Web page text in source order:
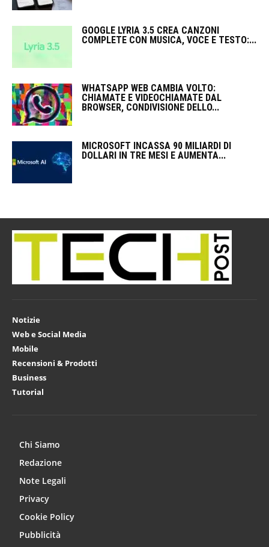
GOOGLE LYRIA 3.5 CREA CANZONI
COMPLETE CON MUSICA, VOCE E TESTO:...
WHATSAPP WEB CAMBIA VOLTO:
CHIAMATE E VIDEOCHIAMATE DAL
BROWSER, CONDIVISIONE DELLO...
MICROSOFT INCASSA 90 MILIARDI DI
DOLLARI IN TRE MESI E AUMENTA...
Notizie
Web e Social Media
Mobile
Recensioni & Prodotti
Business
Tutorial
Chi Siamo
Redazione
Note Legali
Privacy
Cookie Policy
Pubblicità